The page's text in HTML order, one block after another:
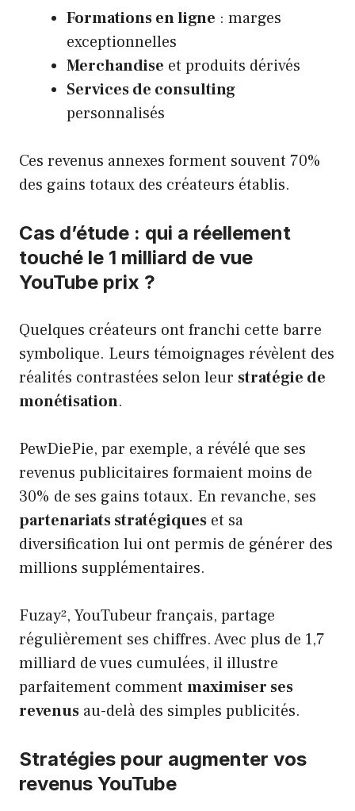
Formations en ligne : marges
exceptionnelles
Merchandise et produits dérivés
Services de consulting
personnalisés
Ces revenus annexes forment souvent 70%
des gains totaux des créateurs établis.
Cas d’étude : qui a réellement
touché le 1 milliard de vue
YouTube prix ?
Quelques créateurs ont franchi cette barre
symbolique. Leurs témoignages révèlent des
réalités contrastées selon leur stratégie de
monétisation.
PewDiePie, par exemple, a révélé que ses
revenus publicitaires formaient moins de
30% de ses gains totaux. En revanche, ses
partenariats stratégiques et sa
diversification lui ont permis de générer des
millions supplémentaires.
Fuzay², YouTubeur français, partage
régulièrement ses chiffres. Avec plus de 1,7
milliard de vues cumulées, il illustre
parfaitement comment maximiser ses
revenus au-delà des simples publicités.
Stratégies pour augmenter vos
revenus YouTube